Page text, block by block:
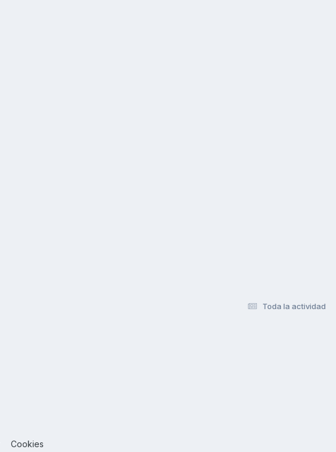
Toda la actividad
Cookies